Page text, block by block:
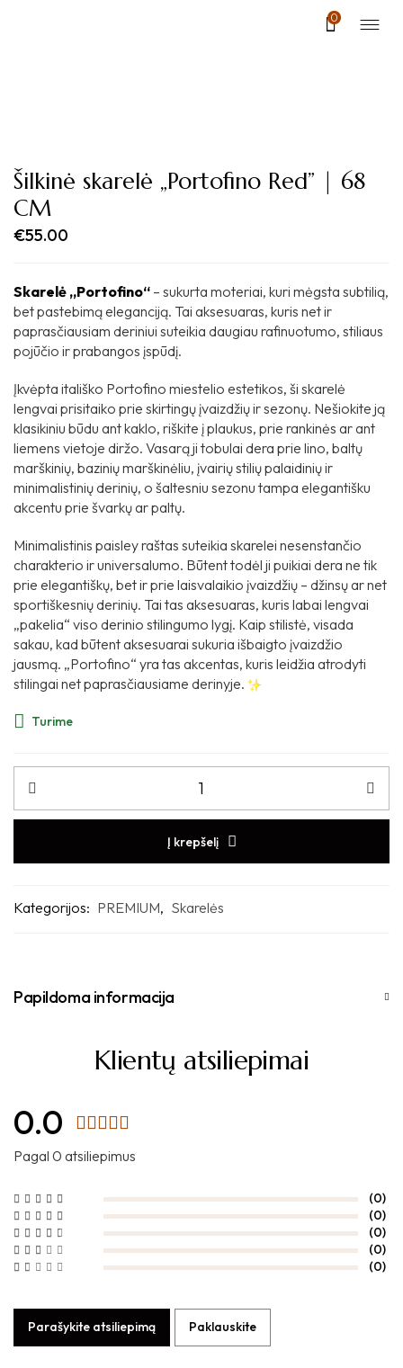
0
Šilkinė skarelė „Portofino Red” | 68
CM
€55.00
Skarelė „Portofino“ – sukurta moteriai, kuri mėgsta subtilią,
bet pastebimą eleganciją. Tai aksesuaras, kuris net ir
paprasčiausiam deriniui suteikia daugiau rafinuotumo, stiliaus
pojūčio ir prabangos įspūdį.
Įkvėpta itališko Portofino miestelio estetikos, ši skarelė
lengvai prisitaiko prie skirtingų įvaizdžių ir sezonų. Nešiokite ją
klasikiniu būdu ant kaklo, riškite į plaukus, prie rankinės ar ant
liemens vietoje diržo. Vasarą ji tobulai dera prie lino, baltų
marškinių, bazinių marškinėliu, įvairių stilių palaidinių ir
minimalistinių derinių, o šaltesniu sezonu tampa elegantišku
akcentu prie švarkų ar paltų.
Minimalistinis paisley raštas suteikia skarelei nesenstančio
charakterio ir universalumo. Būtent todėl ji puikiai dera ne tik
prie elegantiškų, bet ir prie laisvalaikio įvaizdžių – džinsų ar net
sportiškesnių derinių. Tai tas aksesuaras, kuris labai lengvai
„pakelia“ viso derinio stilingumo lygį. Kaip stilistė, visada
sakau, kad būtent aksesuarai sukuria išbaigto įvaizdžio
jausmą. „Portofino“ yra tas akcentas, kuris leidžia atrodyti
stilingai net paprasčiausiame derinyje.
Turime
Į krepšelį
Kategorijos: PREMIUM, Skarelės
Papildoma informacija
Klientų atsiliepimai
0.0
Pagal 0 atsiliepimus
(0)
(0)
(0)
(0)
(0)
Parašykite atsiliepimą Paklauskite